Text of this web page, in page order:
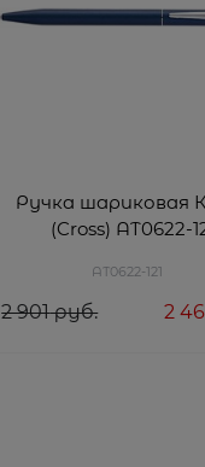
Ручка шариковая
(Cross) AT0622-
AT0622-121
2 901 руб. 2